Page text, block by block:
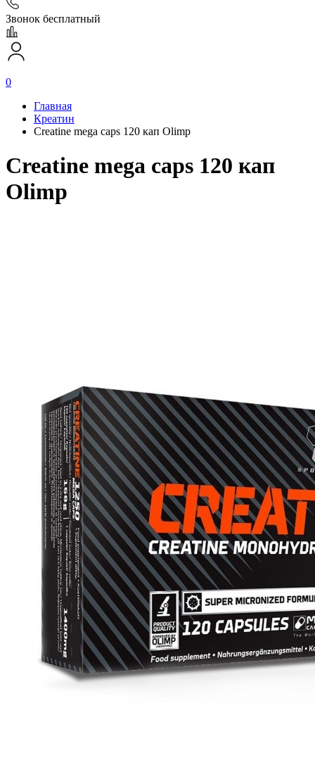
Звонок бесплатный
0
Главная
Креатин
Creatine mega caps 120 кап Olimp
Creatine mega caps 120 кап
Olimp